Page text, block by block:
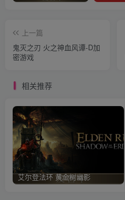
上一篇
鬼灭之刃 火之神血风谭-D加
密游戏
相关推荐
艾尔登法环 黄金树幽影